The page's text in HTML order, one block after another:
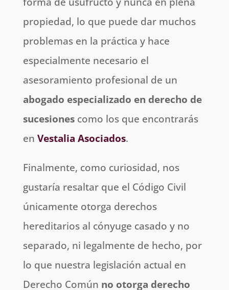
propiedad, lo que puede dar muchos
problemas en la práctica y hace
especialmente necesario el
asesoramiento profesional de un
abogado especializado en derecho de
sucesionescomo los que encontrarás
en Vestalia Asociados.
Finalmente, como curiosidad, nos
gustaría resaltar que el Código Civil
únicamente otorga derechos
hereditarios al cónyuge casado y no
separado, ni legalmente de hecho, por
lo que nuestra legislación actual en
Derecho Común no otorga derecho